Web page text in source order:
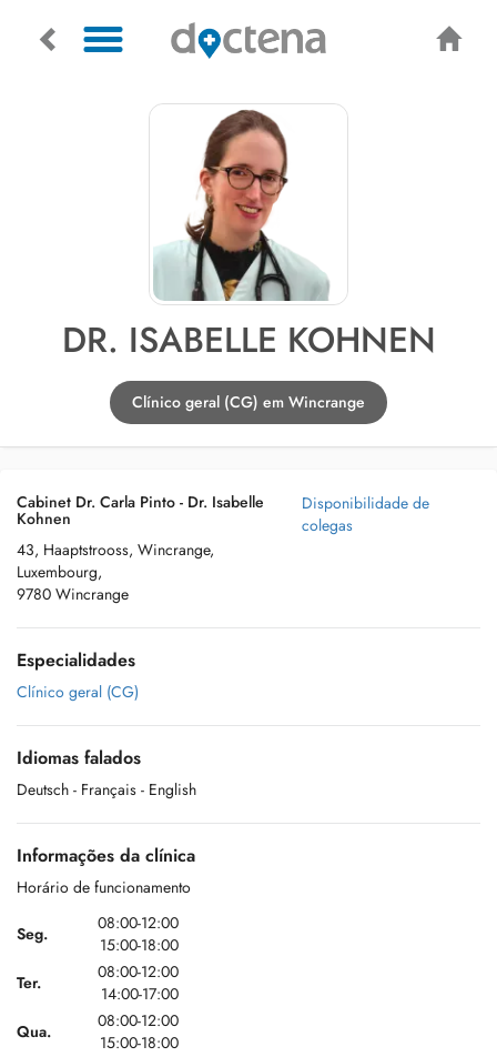
DR. ISABELLE KOHNEN
Clínico geral (CG) em Wincrange
Cabinet Dr. Carla Pinto - Dr. Isabelle
Kohnen
43, Haaptstrooss, Wincrange,
Luxembourg,
9780 Wincrange
Disponibilidade de
colegas
Especialidades
Clínico geral (CG)
Idiomas falados
Deutsch - Français - English
Informações da clínica
Horário de funcionamento
Seg.
08:00-12:00
15:00-18:00
Ter.
08:00-12:00
14:00-17:00
Qua.
08:00-12:00
15:00-18:00